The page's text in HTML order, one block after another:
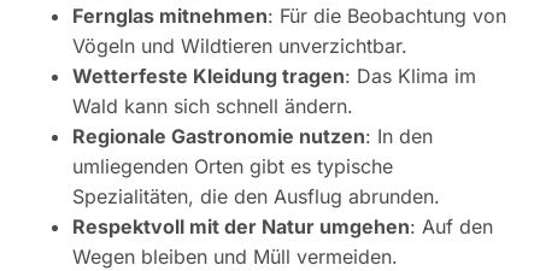
Fernglas mitnehmen: Für die Beobachtung von
Vögeln und Wildtieren unverzichtbar.
Wetterfeste Kleidung tragen: Das Klima im
Wald kann sich schnell ändern.
Regionale Gastronomie nutzen: In den
umliegenden Orten gibt es typische
Spezialitäten, die den Ausflug abrunden.
Respektvoll mit der Natur umgehen: Auf den
Wegen bleiben und Müll vermeiden.